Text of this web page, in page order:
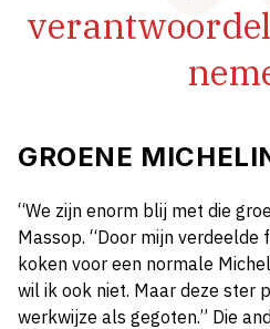
GROENE
“We zijn enorm blij met die
Massop. “Door mijn verdeelde
koken voor een normale
wil ik ook niet. Maar deze ster
werkwijze als gegoten.” Die